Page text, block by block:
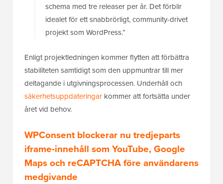
schema med tre releaser per år. Det förblir
idealet för ett snabbrörligt, community-drivet
projekt som WordPress.”
Enligt projektledningen kommer flytten att förbättra
stabiliteten samtidigt som den uppmuntrar till mer
deltagande i utgivningsprocessen. Underhåll och
säkerhetsuppdateringar kommer att fortsätta under
året vid behov.
WPConsent blockerar nu tredjeparts
iframe-innehåll som YouTube, Google
Maps och reCAPTCHA före användarens
medgivande